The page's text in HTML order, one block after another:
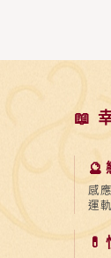
📖
🔮
感
運
💊